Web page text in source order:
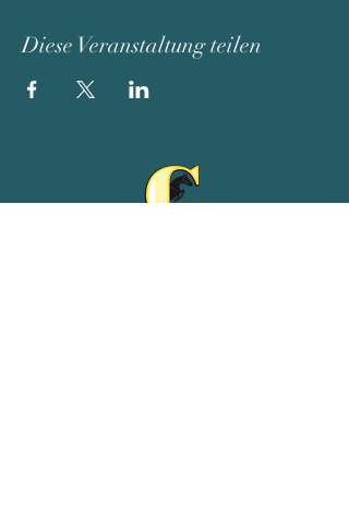
Diese Veranstaltung teilen